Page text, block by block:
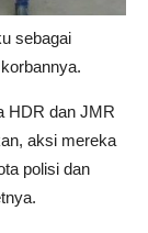
sebagai
HDR dan JMR
aksi mereka
polisi dan